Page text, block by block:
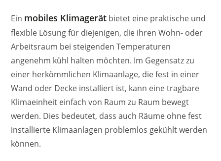
Ein mobiles Klimagerät bietet eine praktische und
flexible Lösung für diejenigen, die ihren Wohn- oder
Arbeitsraum bei steigenden Temperaturen
angenehm kühl halten möchten. Im Gegensatz zu
einer herkömmlichen Klimaanlage, die fest in einer
Wand oder Decke installiert ist, kann eine tragbare
Klimaeinheit einfach von Raum zu Raum bewegt
werden. Dies bedeutet, dass auch Räume ohne fest
installierte Klimaanlagen problemlos gekühlt werden
können.